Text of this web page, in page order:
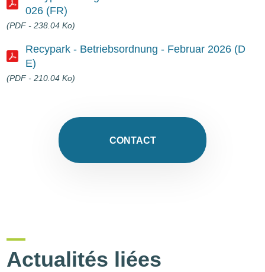
Document
026 (FR)
(PDF - 238.04 Ko)
Document
Recypark - Betriebsordnung - Februar 2026 (D
E)
(PDF - 210.04 Ko)
CONTACT
Actualités liées